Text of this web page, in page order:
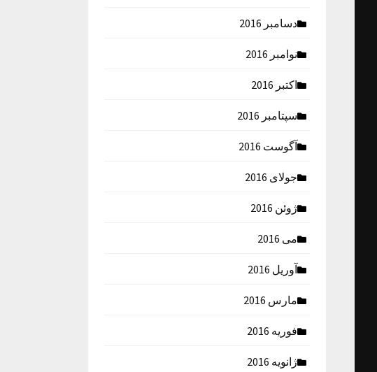
دسامبر 2016
نوامبر 2016
اکتبر 2016
سپتامبر 2016
آگوست 2016
جولای 2016
ژوئن 2016
می 2016
آوریل 2016
مارس 2016
فوریه 2016
ژانویه 2016